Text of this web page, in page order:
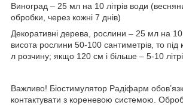
Виноград – 25 мл на 10 літрів води
обробки, через кожні 7 днів)
Декоративні дерева, рослини – 25 мл на 10
висота рослини 50-100 сантиметрів, то під
л розчину; якщо 120 см і більше – 5-10
Важливо! Біостимулятор Радіфарм
контактувати з кореневою системою.